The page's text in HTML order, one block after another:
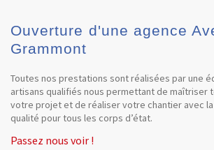
Ouverture d'une agence
Grammont
Toutes nos prestations sont réalisées par une
artisans qualifiés nous permettant de maîtriser
votre projet et de réaliser votre chantier avec
qualité pour tous les corps d’état.
Passez nous voir !